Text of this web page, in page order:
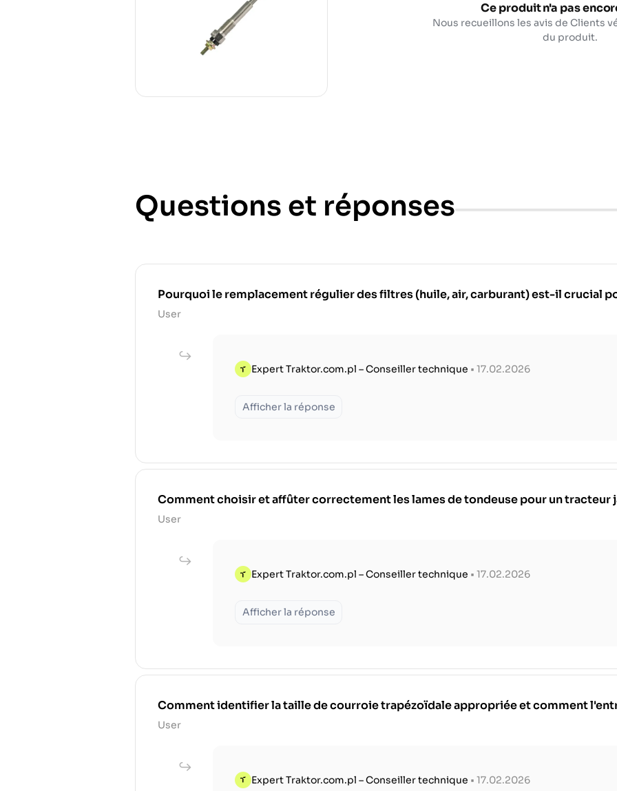
Ce produit n'a pas
Nous recueillons les avis de Clients
du produit.
Questions et réponses
Pourquoi le remplacement régulier des filtres (huile, air, carburant) est-il crucial
User
Expert Traktor.com.pl – Conseiller technique • 17.02.2026
Afficher la réponse
Comment choisir et affûter correctement les lames de tondeuse pour un tracteur
User
Expert Traktor.com.pl – Conseiller technique • 17.02.2026
Afficher la réponse
Comment identifier la taille de courroie trapézoïdale appropriée et comment
User
Expert Traktor.com.pl – Conseiller technique • 17.02.2026